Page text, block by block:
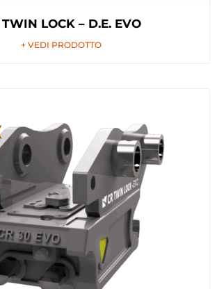
TWIN LOCK – D.E. EVO
+ VEDI PRODOTTO